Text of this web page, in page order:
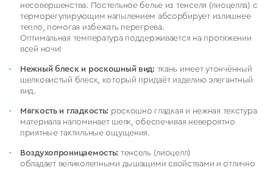
несовершенства. Постельное белье из тенселя (лиоцелла) с
терморегулирующим напылением абсорбирует излишнее
тепло, помогая избежать перегрева.
Оптимальная температура поддерживается на протяжении
всей ночи!
Нежный блеск и роскошный вид: ткань имеет утончённый
шелковистый блеск, который придаёт изделию элегантный
вид.
Мягкость и гладкость: роскошно гладкая и нежная текстура
материала напоминает шелк, обеспечивая невероятно
приятные тактильные ощущения.
Воздухопроницаемость: тенсель (лиоцелл)
обладает великолепными дышащими свойствами и отлично